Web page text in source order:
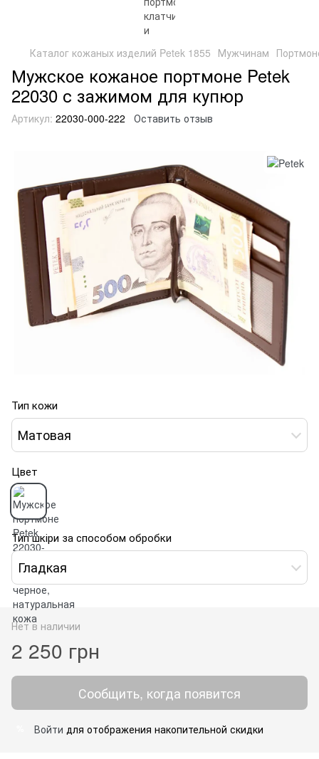
Каталог кожаных изделий Petek 1855 Мужчинам
Мужское кожаное портмоне Petek
22030 с зажимом для купюр
Артикул: 22030-000-222 Оставить отзыв
Тип кожи
Матовая
Цвет
Тип шкіри за способом обробки
Гладкая
Нет в наличии
2 250 грн
Сообщить, когда появится
Войти для отображения накопительной скидки